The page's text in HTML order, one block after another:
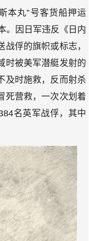
本丸”号客货船押运
。因日军违反《日内
俘的旗帜或标志，
时被美军潜艇发射的
及时施救，反而射杀
死营救，一次次划着
名英军战俘，其中